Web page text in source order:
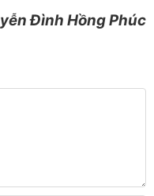
Đình Hồng Phúc